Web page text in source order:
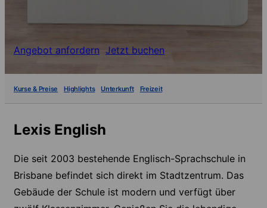
Angebot anfordern Jetzt buchen
Kurse & Preise Highlights Unterkunft Freizeit
Lexis English
Die seit 2003 bestehende Englisch-Sprachschule in
Brisbane befindet sich direkt im Stadtzentrum. Das
Gebäude der Schule ist modern und verfügt über